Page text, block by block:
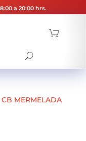
a 20:00 hrs.
CB MERMELADA